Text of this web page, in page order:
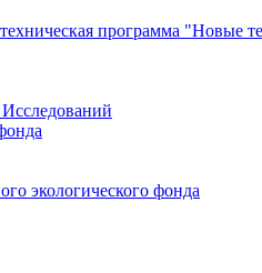
программа "Новые
экологического фонда